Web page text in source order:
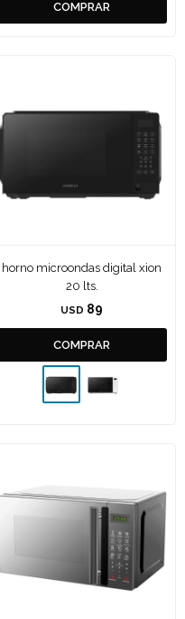
horno microondas digital xion
20 lts.
USD 89